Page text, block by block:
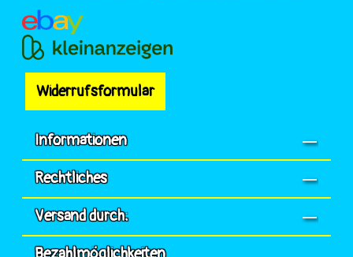
Widerrufsformular
Informationen
Rechtliches
Versand durch: